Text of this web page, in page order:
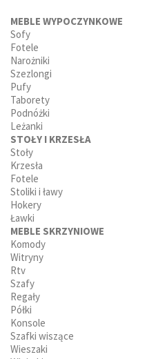
MEBLE WYPOCZYNKOWE
Sofy
Fotele
Narożniki
Szezlongi
Pufy
Taborety
Podnóżki
Leżanki
STOŁY I KRZESŁA
Stoły
Krzesła
Fotele
Stoliki i ławy
Hokery
Ławki
MEBLE SKRZYNIOWE
Komody
Witryny
Rtv
Szafy
Regały
Półki
Konsole
Szafki wiszące
Wieszaki